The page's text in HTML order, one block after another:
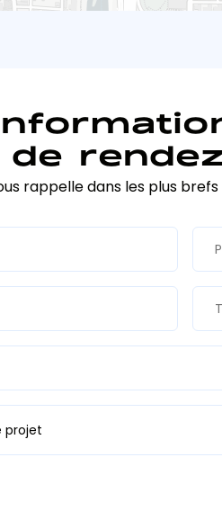
rappelle dans les plus
projet